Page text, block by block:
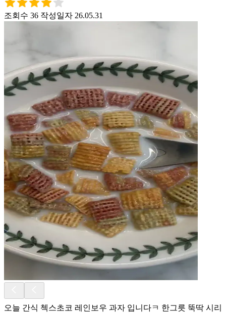
조회수 36 작성일자 26.05.31
오늘 간식 첵스초코 레인보우 과자 입니다ㅋ 한그릇 뚝딱 시리